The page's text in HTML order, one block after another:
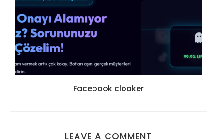
Facebook cloaker
LEAVE A COMMENT